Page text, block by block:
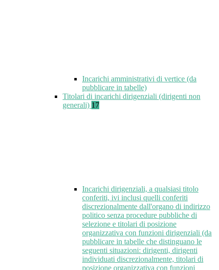
Incarichi amministrativi di vertice (da
pubblicare in tabelle)
Titolari di incarichi dirigenziali (dirigenti non
generali) 17
Incarichi dirigenziali, a qualsiasi titolo
conferiti, ivi inclusi quelli conferiti
discrezionalmente dall'organo di indirizzo
politico senza procedure pubbliche di
selezione e titolari di posizione
organizzativa con funzioni dirigenziali (da
pubblicare in tabelle che distinguano le
seguenti situazioni: dirigenti, dirigenti
individuati discrezionalmente, titolari di
posizione organizzativa con funzioni